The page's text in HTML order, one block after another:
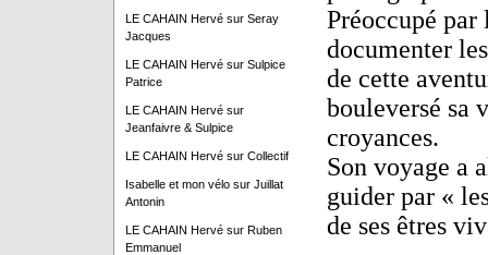
LE CAHAIN Hervésur Seray
Jacques
LE CAHAIN Hervésur Sulpice
Patrice
LE CAHAIN Hervésur
Jeanfaivre & Sulpice
LE CAHAIN Hervésur Collectif
Isabelle et mon vélosur Juillat
Antonin
LE CAHAIN Hervésur Ruben
Emmanuel
Préoccupé
documenter
de cette
bouleversé sa
croyances.
Son voyage a
guider par «
de ses êtres